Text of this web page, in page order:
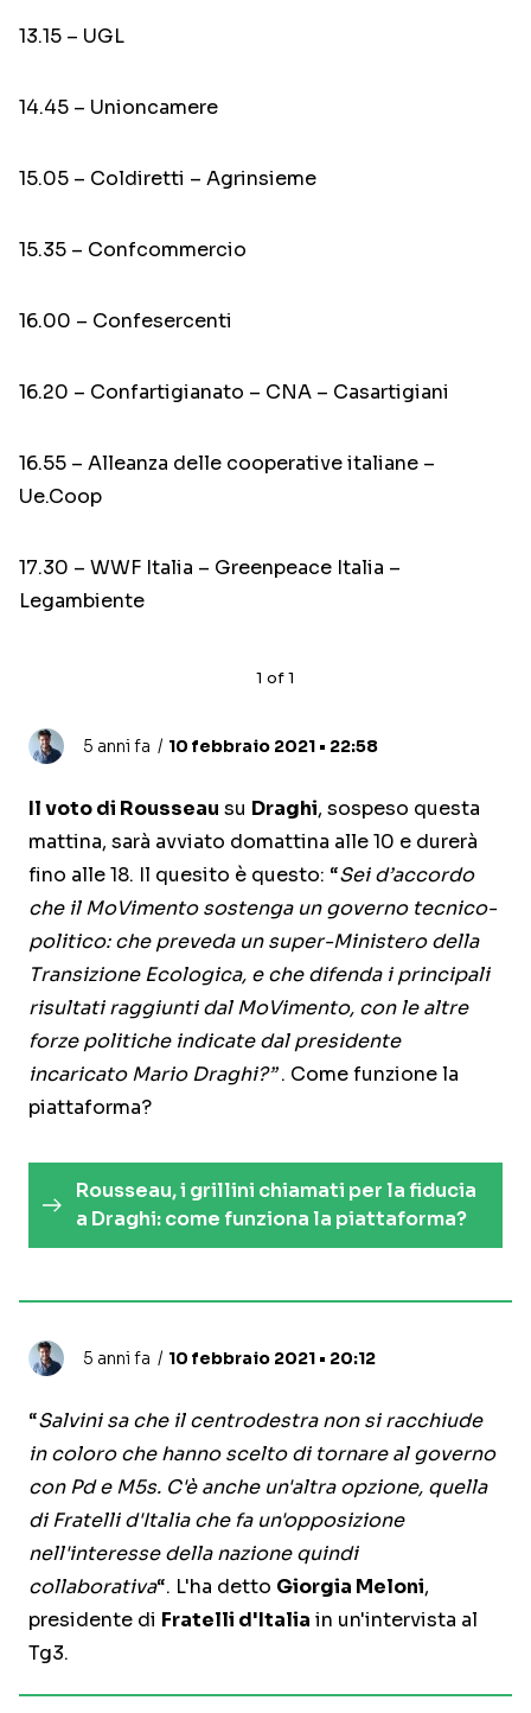
13.15 – UGL
14.45 – Unioncamere
15.05 – Coldiretti – Agrinsieme
15.35 – Confcommercio
16.00 – Confesercenti
16.20 – Confartigianato – CNA – Casartigiani
16.55 – Alleanza delle cooperative italiane –
Ue.Coop
17.30 – WWF Italia – Greenpeace Italia –
Legambiente
1 of1
5 anni fa 10 febbraio 2021 • 22:58
Il voto di Rousseau su Draghi, sospeso questa
mattina, sarà avviato domattina alle 10 e durerà
fino alle 18. Il quesito è questo: “Sei d’accordo
che il MoVimento sostenga un governo tecnico-
politico: che preveda un super-Ministero della
Transizione Ecologica, e che difenda i principali
risultati raggiunti dal MoVimento, con le altre
forze politiche indicate dal presidente
incaricato Mario Draghi?”. Come funzione la
piattaforma?
Rousseau, i grillini chiamati per la fiducia
a Draghi: come funziona la piattaforma?
5 anni fa 10 febbraio 2021 • 20:12
“Salvini sa che il centrodestra non si racchiude
in coloro che hanno scelto di tornare al governo
con Pd e M5s. C'è anche un'altra opzione, quella
di Fratelli d'Italia che fa un'opposizione
nell'interesse della nazione quindi
collaborativa“. L'ha detto Giorgia Meloni,
presidente di Fratelli d'Italia in un'intervista al
Tg3.